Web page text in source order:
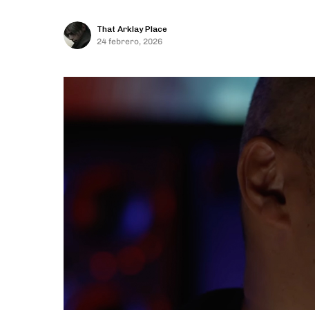
That Arklay Place
24 febrero, 2026